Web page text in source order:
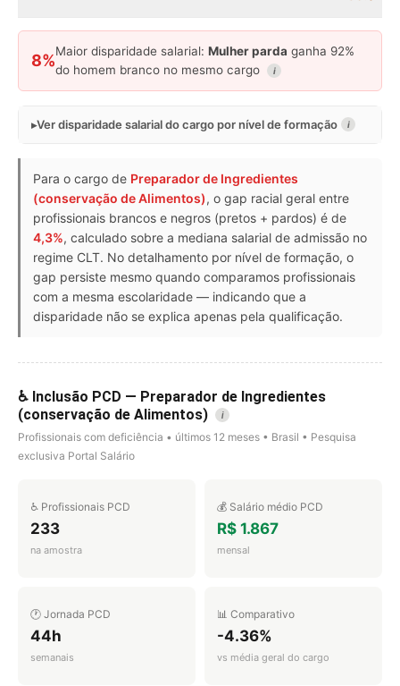
8%
Maior disparidade salarial: Mulher parda ganha 92%
do homem branco no mesmo cargo
i
Ver disparidade salarial do cargo por nível de formação i
Para o cargo de Preparador de Ingredientes
(conservação de Alimentos), o gap racial geral entre
profissionais brancos e negros (pretos + pardos) é de
4,3%, calculado sobre a mediana salarial de admissão no
regime CLT. No detalhamento por nível de formação, o
gap persiste mesmo quando comparamos profissionais
com a mesma escolaridade — indicando que a
disparidade não se explica apenas pela qualificação.
♿ Inclusão PCD — Preparador de Ingredientes
(conservação de Alimentos)
i
Profissionais com deficiência • últimos 12 meses • Brasil • Pesquisa
exclusiva Portal Salário
♿ Profissionais PCD
233
na amostra
💰 Salário médio PCD
R$ 1.867
mensal
🕐 Jornada PCD
44h
semanais
📊 Comparativo
-4.36%
vs média geral do cargo